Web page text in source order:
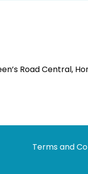
Road Central,
Terms and